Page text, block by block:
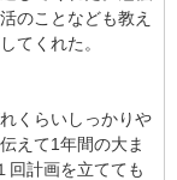
のことなども教え
てくれた。
くらいしっかりや
えて1年間の大ま
回計画を立てても